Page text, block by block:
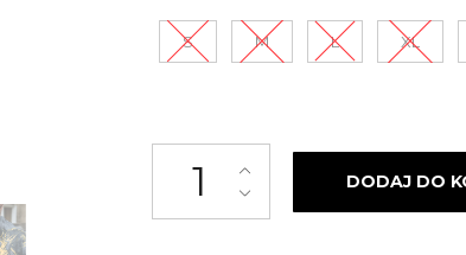
210,00
S M L XL
ilość Bluza bez kaptura Street
DODAJ DO